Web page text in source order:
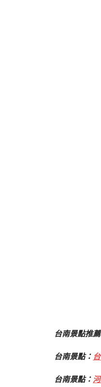
台南景點推薦
台南景點：
台南景點：